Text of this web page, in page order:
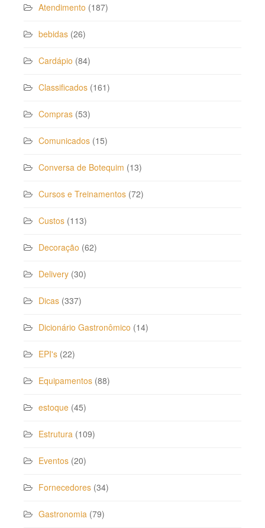
Atendimento (187)
bebidas (26)
Cardápio (84)
Classificados (161)
Compras (53)
Comunicados (15)
Conversa de Botequim (13)
Cursos e Treinamentos (72)
Custos (113)
Decoração (62)
Delivery (30)
Dicas (337)
Dicionário Gastronômico (14)
EPI's (22)
Equipamentos (88)
estoque (45)
Estrutura (109)
Eventos (20)
Fornecedores (34)
Gastronomia (79)